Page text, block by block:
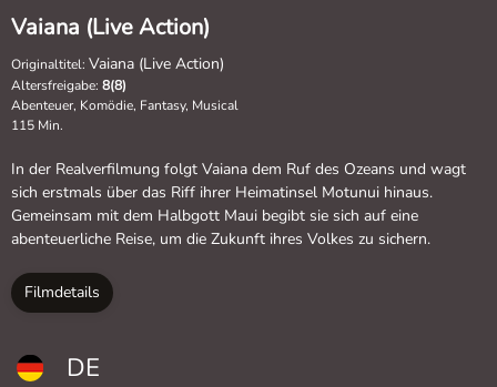
Vaiana (Live Action)
Originaltitel: Vaiana (Live Action)
Altersfreigabe: 8(8)
Abenteuer, Komödie, Fantasy, Musical
115 Min.
In der Realverfilmung folgt Vaiana dem Ruf des Ozeans und wagt
sich erstmals über das Riff ihrer Heimatinsel Motunui hinaus.
Gemeinsam mit dem Halbgott Maui begibt sie sich auf eine
abenteuerliche Reise, um die Zukunft ihres Volkes zu sichern.
Filmdetails
DE